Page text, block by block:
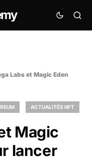
Labs et Magic Eden
ACTUALITÉS NFT
Magic
lancer